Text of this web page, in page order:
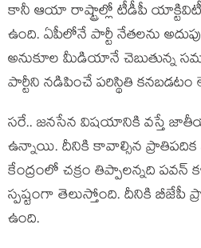
కానీ ఆయా రాష్ట్రాల్లో టీడీపీ
ఉంది. ఏపీలోనే పార్టీ నేతలను
అనుకూల మీడియానే చెబుతున్న
పార్టీని నడిపించే పరిస్థితి కనబడటం
సరే.. జనసేన విషయానికి వస్తే
ఉన్నాయి. దీనికి కావాల్సిన ప్రాతిపదిక
కేంద్రంలో చక్రం తిప్పాలన్నది
స్పష్టంగా తెలుస్తోంది. దీనికి
ఉంది.